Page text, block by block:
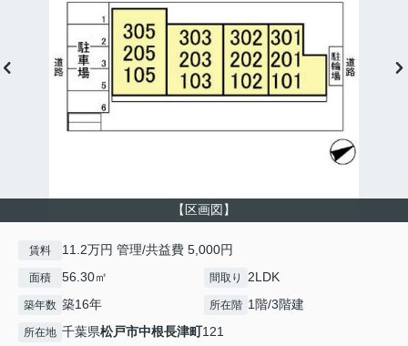
【区画図】
賃料 11.2万円 管理/共益費 5,000円
面積 56.30㎡ 間取り 2LDK
築年数 築16年 所在階 1階/3階建
所在地 千葉県松戸市中根長津町121